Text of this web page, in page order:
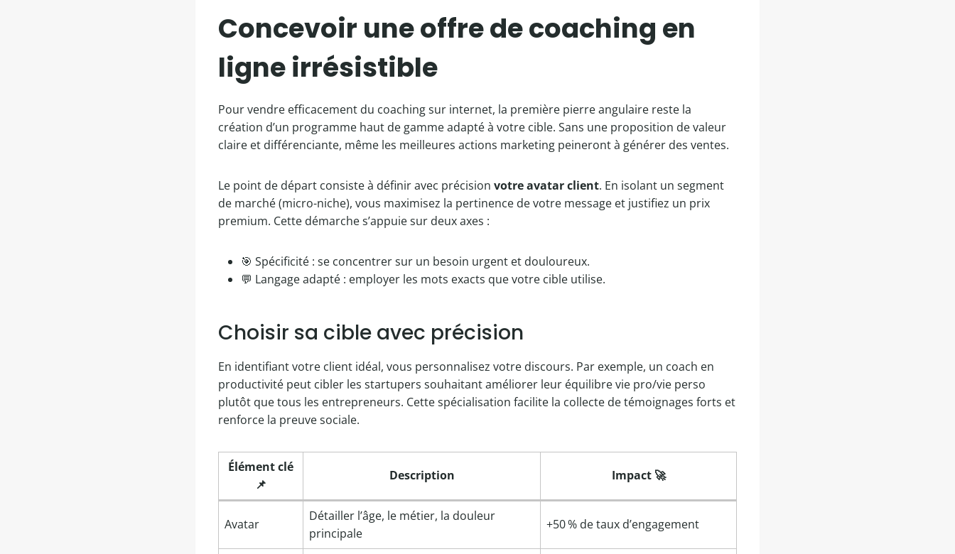
Concevoir une offre de coaching en
ligne irrésistible
Pour vendre efficacement du coaching sur internet, la première pierre angulaire reste la
création d’un programme haut de gamme adapté à votre cible. Sans une proposition de valeur
claire et différenciante, même les meilleures actions marketing peineront à générer des ventes.
Le point de départ consiste à définir avec précision votre avatar client. En isolant un segment
de marché (micro-niche), vous maximisez la pertinence de votre message et justifiez un prix
premium. Cette démarche s’appuie sur deux axes :
🎯 Spécificité : se concentrer sur un besoin urgent et douloureux.
💬 Langage adapté : employer les mots exacts que votre cible utilise.
Choisir sa cible avec précision
En identifiant votre client idéal, vous personnalisez votre discours. Par exemple, un coach en
productivité peut cibler les startupers souhaitant améliorer leur équilibre vie pro/vie perso
plutôt que tous les entrepreneurs. Cette spécialisation facilite la collecte de témoignages forts et
renforce la preuve sociale.
Élément clé
📌
Description Impact 🚀
Avatar
Détailler l’âge, le métier, la douleur
principale
+50 % de taux d’engagement